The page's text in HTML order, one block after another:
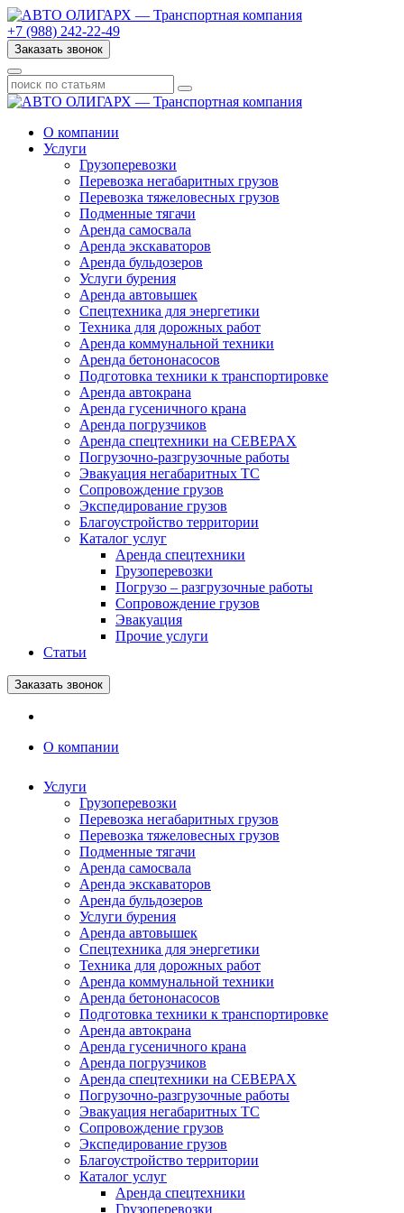
+7 (988) 242-22-49
Заказать звонок
О компании
Услуги
Грузоперевозки
Перевозка негабаритных грузов
Перевозка тяжеловесных грузов
Подменные тягачи
Аренда самосвала
Аренда экскаваторов
Аренда бульдозеров
Услуги бурения
Аренда автовышек
Спецтехника для энергетики
Техника для дорожных работ
Аренда коммунальной техники
Аренда бетононасосов
Подготовка техники к транспортировке
Аренда автокрана
Аренда гусеничного крана
Аренда погрузчиков
Аренда спецтехники на СЕВЕРАХ
Погрузочно-разгрузочные работы
Эвакуация негабаритных ТС
Сопровождение грузов
Экспедирование грузов
Благоустройство территории
Каталог услуг
Аренда спецтехники
Грузоперевозки
Погрузо – разгрузочные работы
Сопровождение грузов
Эвакуация
Прочие услуги
Статьи
Заказать звонок
О компании
Услуги
Грузоперевозки
Перевозка негабаритных грузов
Перевозка тяжеловесных грузов
Подменные тягачи
Аренда самосвала
Аренда экскаваторов
Аренда бульдозеров
Услуги бурения
Аренда автовышек
Спецтехника для энергетики
Техника для дорожных работ
Аренда коммунальной техники
Аренда бетононасосов
Подготовка техники к транспортировке
Аренда автокрана
Аренда гусеничного крана
Аренда погрузчиков
Аренда спецтехники на СЕВЕРАХ
Погрузочно-разгрузочные работы
Эвакуация негабаритных ТС
Сопровождение грузов
Экспедирование грузов
Благоустройство территории
Каталог услуг
Аренда спецтехники
Грузоперевозки